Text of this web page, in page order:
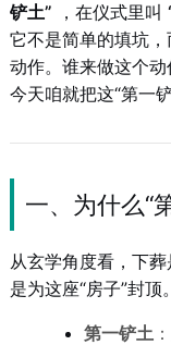
铲土” ，在仪式里叫
它不是简单的填坑
动作。谁来做这个动
今天咱就把这“第一
一、为什么“
从玄学角度看，下
是为这座“房子”封顶。
第一铲土